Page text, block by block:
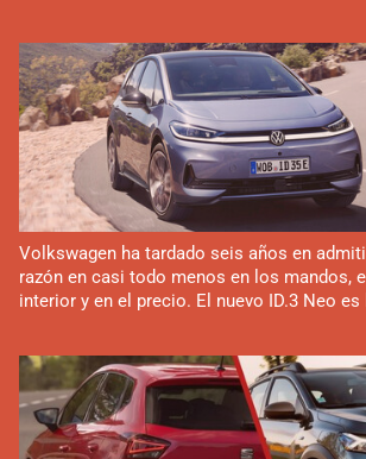
Volkswagen ha tardado seis años en
razón en casi todo menos en los mandos,
interior y en el precio. El nuevo ID.3 Neo es